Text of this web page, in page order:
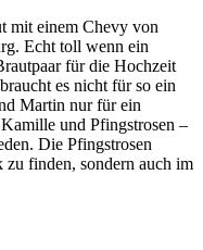
mit einem Chevy von
Echt toll wenn ein
für die Hochzeit
es nicht für so ein
Martin nur für ein
und Pfingstrosen –
Die Pfingstrosen
finden, sondern auch im